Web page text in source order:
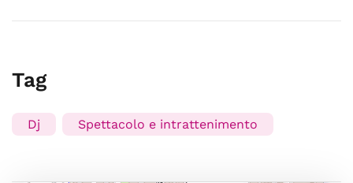
Tag
Dj Spettacolo e intrattenimento